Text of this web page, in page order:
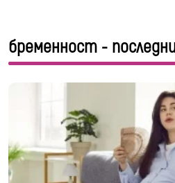
бременност -